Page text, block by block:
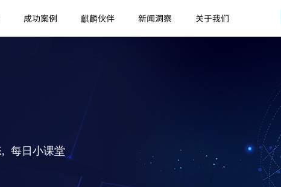
成功案例 麒麟伙伴 新闻洞察 关于我们
每日小课堂